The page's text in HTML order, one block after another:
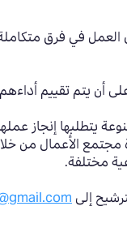
العمل في فرق
يتم تقييم
على مهارات متنوعة
مجتمع الأعمال من
مختلفة.
إلى